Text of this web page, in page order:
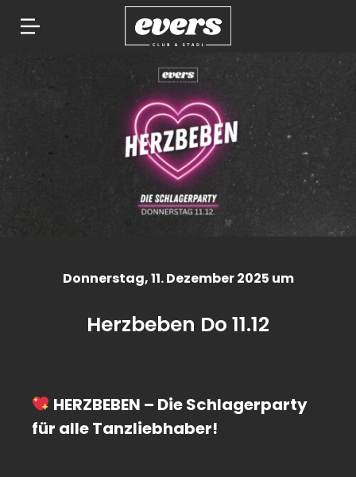
Donnerstag, 11. Dezember 2025 um
Herzbeben Do 11.12
HERZBEBEN – Die Schlagerparty
für alle Tanzliebhaber!